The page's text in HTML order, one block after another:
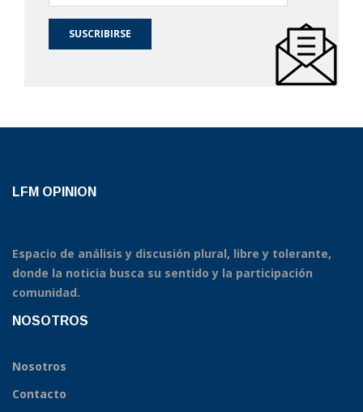
SUSCRIBIRSE
LFM OPINION
Espacio de análisis y discusión plural, libre y tolerante,
donde la noticia busca su sentido y la participación
comunidad.
NOSOTROS
Nosotros
Contacto